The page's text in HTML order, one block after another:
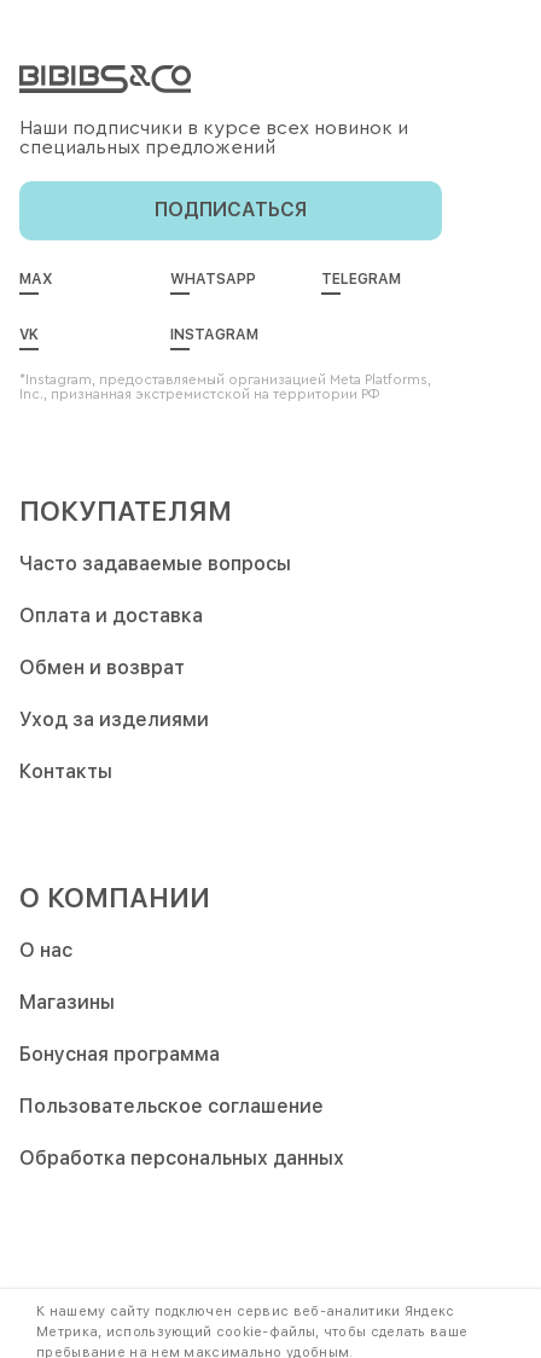
Наши подписчики в курсе всех новинок и
специальных предложений
ПОДПИСАТЬСЯ
MAX WHATSAPP TELEGRAM
VK INSTAGRAM
*Instagram, предоставляемый организацией Meta Platforms,
Inc., признанная экстремистской на территории РФ
ПОКУПАТЕЛЯМ
Часто задаваемые вопросы
Оплата и доставка
Обмен и возврат
Уход за изделиями
Контакты
О КОМПАНИИ
О нас
Магазины
Бонусная программа
Пользовательское соглашение
Обработка персональных данных
Copyright © 2009-2026. При использовании контента ссылка на
наш сайт обязательна.
К нашему сайту подключен сервис веб-аналитики Яндекс
Метрика, использующий cookie-файлы, чтобы сделать ваше
пребывание на нем максимально удобным.